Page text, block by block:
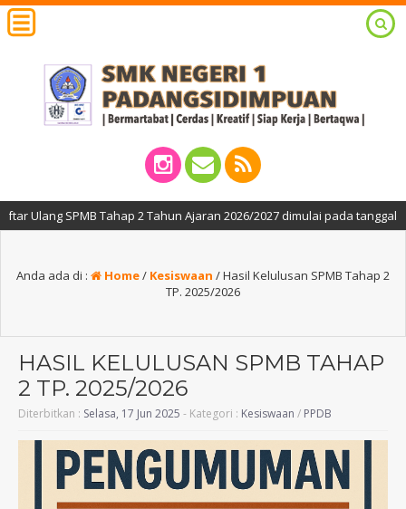
SPMB Tahap 2 Tahun Ajaran 2026/2027 dimulai pada tanggal 27, 29
Anda ada di : Home/ Kesiswaan /Hasil Kelulusan SPMB Tahap 2
TP. 2025/2026
HASIL KELULUSAN SPMB TAHAP
2 TP. 2025/2026
Diterbitkan : Selasa, 17 Jun 2025 - Kategori : Kesiswaan / PPDB